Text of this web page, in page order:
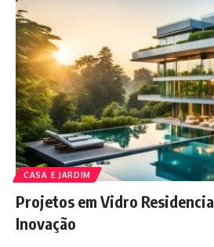
CASA E JARDIM
Projetos em Vidro
Inovação